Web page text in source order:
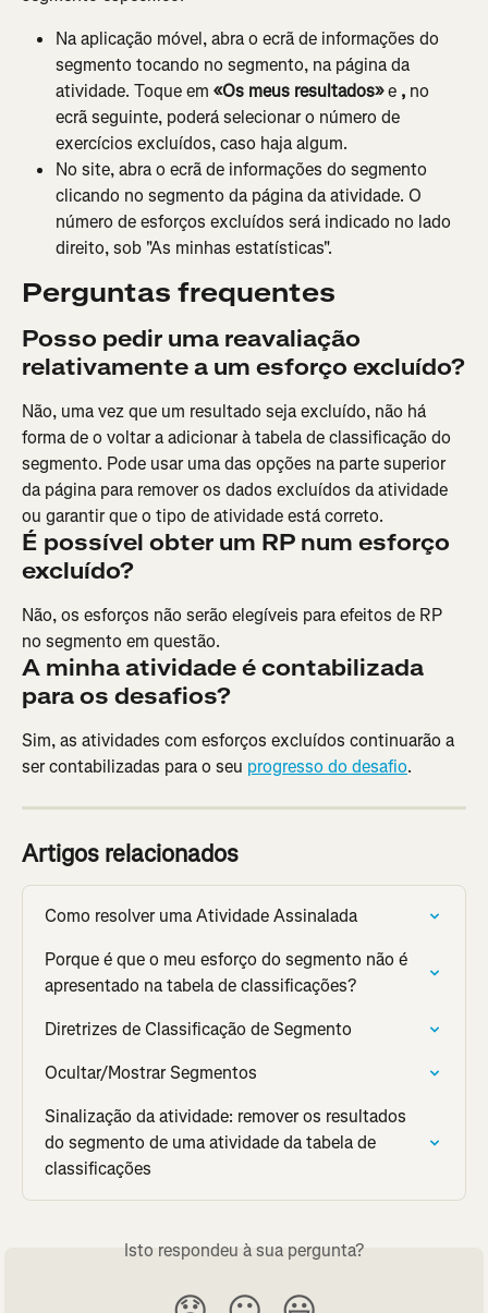
Na aplicação móvel, abra o ecrã de informações do
segmento tocando no segmento, na página da
atividade. Toque em «Os meus resultados» e , no
ecrã seguinte, poderá selecionar o número de
exercícios excluídos, caso haja algum.
No site, abra o ecrã de informações do segmento
clicando no segmento da página da atividade. O
número de esforços excluídos será indicado no lado
direito, sob "As minhas estatísticas".
Perguntas frequentes
Posso pedir uma reavaliação
relativamente a um esforço excluído?
Não, uma vez que um resultado seja excluído, não há
forma de o voltar a adicionar à tabela de classificação do
segmento. Pode usar uma das opções na parte superior
da página para remover os dados excluídos da atividade
ou garantir que o tipo de atividade está correto.
É possível obter um RP num esforço
excluído?
Não, os esforços não serão elegíveis para efeitos de RP
no segmento em questão.
A minha atividade é contabilizada
para os desafios?
Sim, as atividades com esforços excluídos continuarão a
ser contabilizadas para o seu progresso do desafio.
Artigos relacionados
Como resolver uma Atividade Assinalada
Porque é que o meu esforço do segmento não é
apresentado na tabela de classificações?
Diretrizes de Classificação de Segmento
Ocultar/Mostrar Segmentos
Sinalização da atividade: remover os resultados
do segmento de uma atividade da tabela de
classificações
Isto respondeu à sua pergunta?